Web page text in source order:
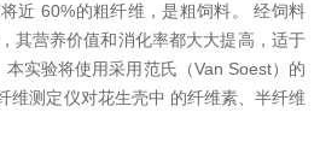
近 60%的粗纤维，是粗饲料。 经饲料
其营养价值和消化率都大大提高，适于
本实验将使用采用范氏（Van Soest）的
维测定仪对花生壳中 的纤维素、半纤维